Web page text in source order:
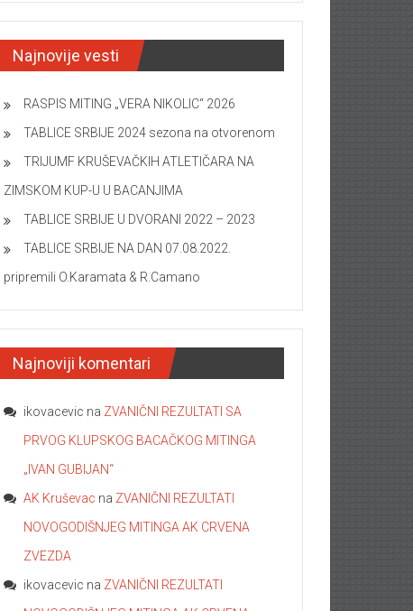
Najnovije vesti
RASPIS MITING „VERA NIKOLIC“ 2026
TABLICE SRBIJE 2024 sezona na otvorenom
TRIJUMF KRUŠEVAČKIH ATLETIČARA NA
ZIMSKOM KUP-U U BACANJIMA
TABLICE SRBIJE U DVORANI 2022 – 2023
TABLICE SRBIJE NA DAN 07.08.2022.
pripremili O.Karamata & R.Camano
Najnoviji komentari
ikovacevic na ZVANIČNI REZULTATI SA
PRVOG KLUPSKOG BACAČKOG MITINGA
„IVAN GUBIJAN“
AK Kruševac na ZVANIČNI REZULTATI
NOVOGODIŠNJEG MITINGA AK CRVENA
ZVEZDA
ikovacevic na ZVANIČNI REZULTATI